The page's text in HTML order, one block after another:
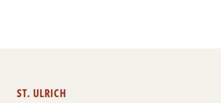
ST. ULRICH